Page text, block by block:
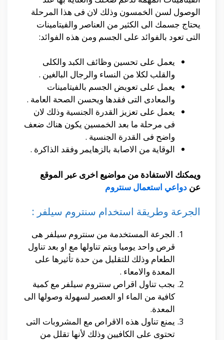
الوصول لسن الخمسون وذلك لان فى هذا المرحلة
يحتاج جسمك الى الكثير من العناصر والفيتامينات
التى تعود بالفوائد على الجسم ومن هذه الفوائد:
يعمل على تحسين وظائف الكبد والكلى
والقلب لكلا من النساء والرجال البالغين .
يعمل على تعويض الجسم بالفيتامينات
والمعادى التى فقدها ويحسن الصحة العامة .
يعمل على تعزيز القدرة الجنسية وذلك لان
فى مرحلة ما بعد الخمسين يكون هناك ضعف
واضح فى القدرة الجنسية .
الوقاية من الاصابة بالزهايمر وفقد الذاكرة .
ويمكنك الاستفادة من مواضيع اخرى عبر الموقع
عن دواعي استعمال سنتروم
الجرعة وطريقة استخدام سنتروم سيلفر :
الجرعة المستخدمة من سنتروم سيلفر هى
قرص واحد يوميا ويتم تناولها مع او بعد تناول
الطعام وذلك للتقليل من حدة تأثيرها على
المعدة والامعاء .
بجب تناول اقراص سنتروم سيلفر مع كمية
كافية من الماء او العصير لسهولة وصولها الى
المعدة.
يمنع تناول هذه الاقراص مع المشروبات التى
تحتوى على الكافيين وذلك لأنها تقلل من